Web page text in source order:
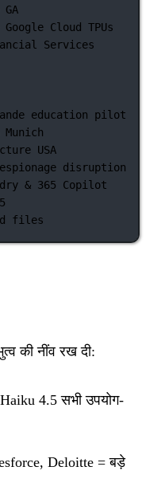
Cloud TPUs
Services
education pilot
USA
disruption
& 365 Copilot
files
की नींव रख दी:
4.5 सभी उपयोग-
Deloitte = बड़े